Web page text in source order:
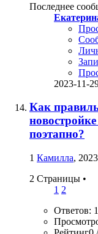
Последнее
2023-11-
Как
поэтапно?
1 Камилла,
2 Страницы •
1 2
Ответов: